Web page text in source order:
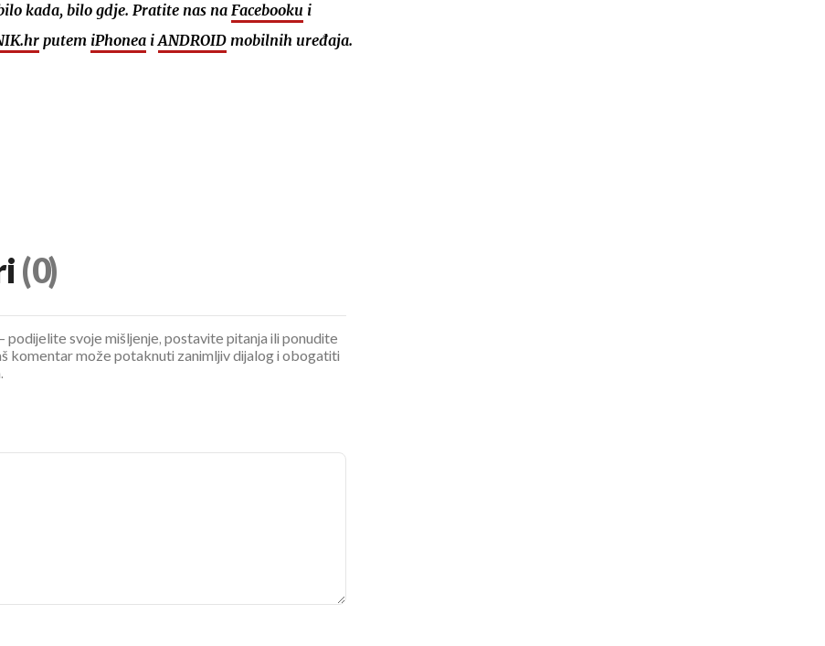
kada, bilo gdje. Pratite nas na Facebooku i
putem iPhonea iANDROID mobilnih uređaja.
(0)
podijelite svoje mišljenje, postavite pitanja ili ponudite
komentar može potaknuti zanimljiv dijalog i obogatiti